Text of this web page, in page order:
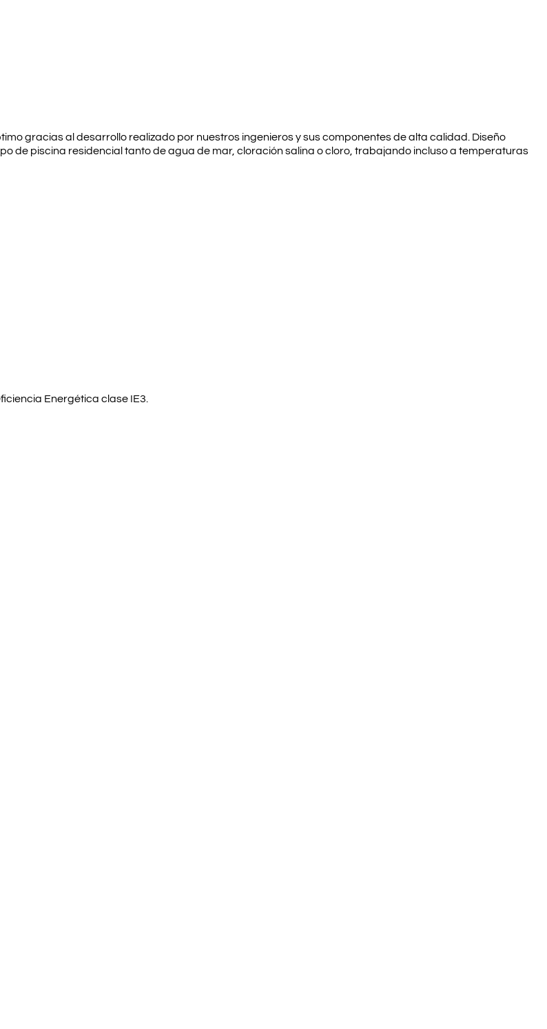
gracias al desarrollo realizado por nuestros ingenieros y sus componentes de alta calidad. Diseño
de piscina residencial tanto de agua de mar, cloración salina o cloro, trabajando incluso a temperaturas
Energética clase IE3.